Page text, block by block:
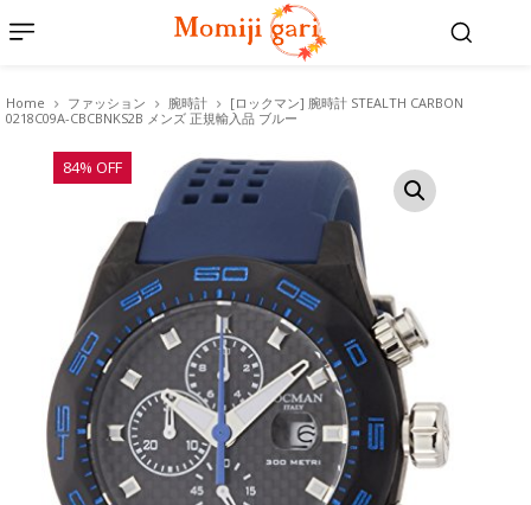
Home ファッション 腕時計
[ロックマン] 腕時計 STEALTH CARBON
0218C09A-CBCBNKS2B メンズ 正規輸入品 ブルー
84% OFF